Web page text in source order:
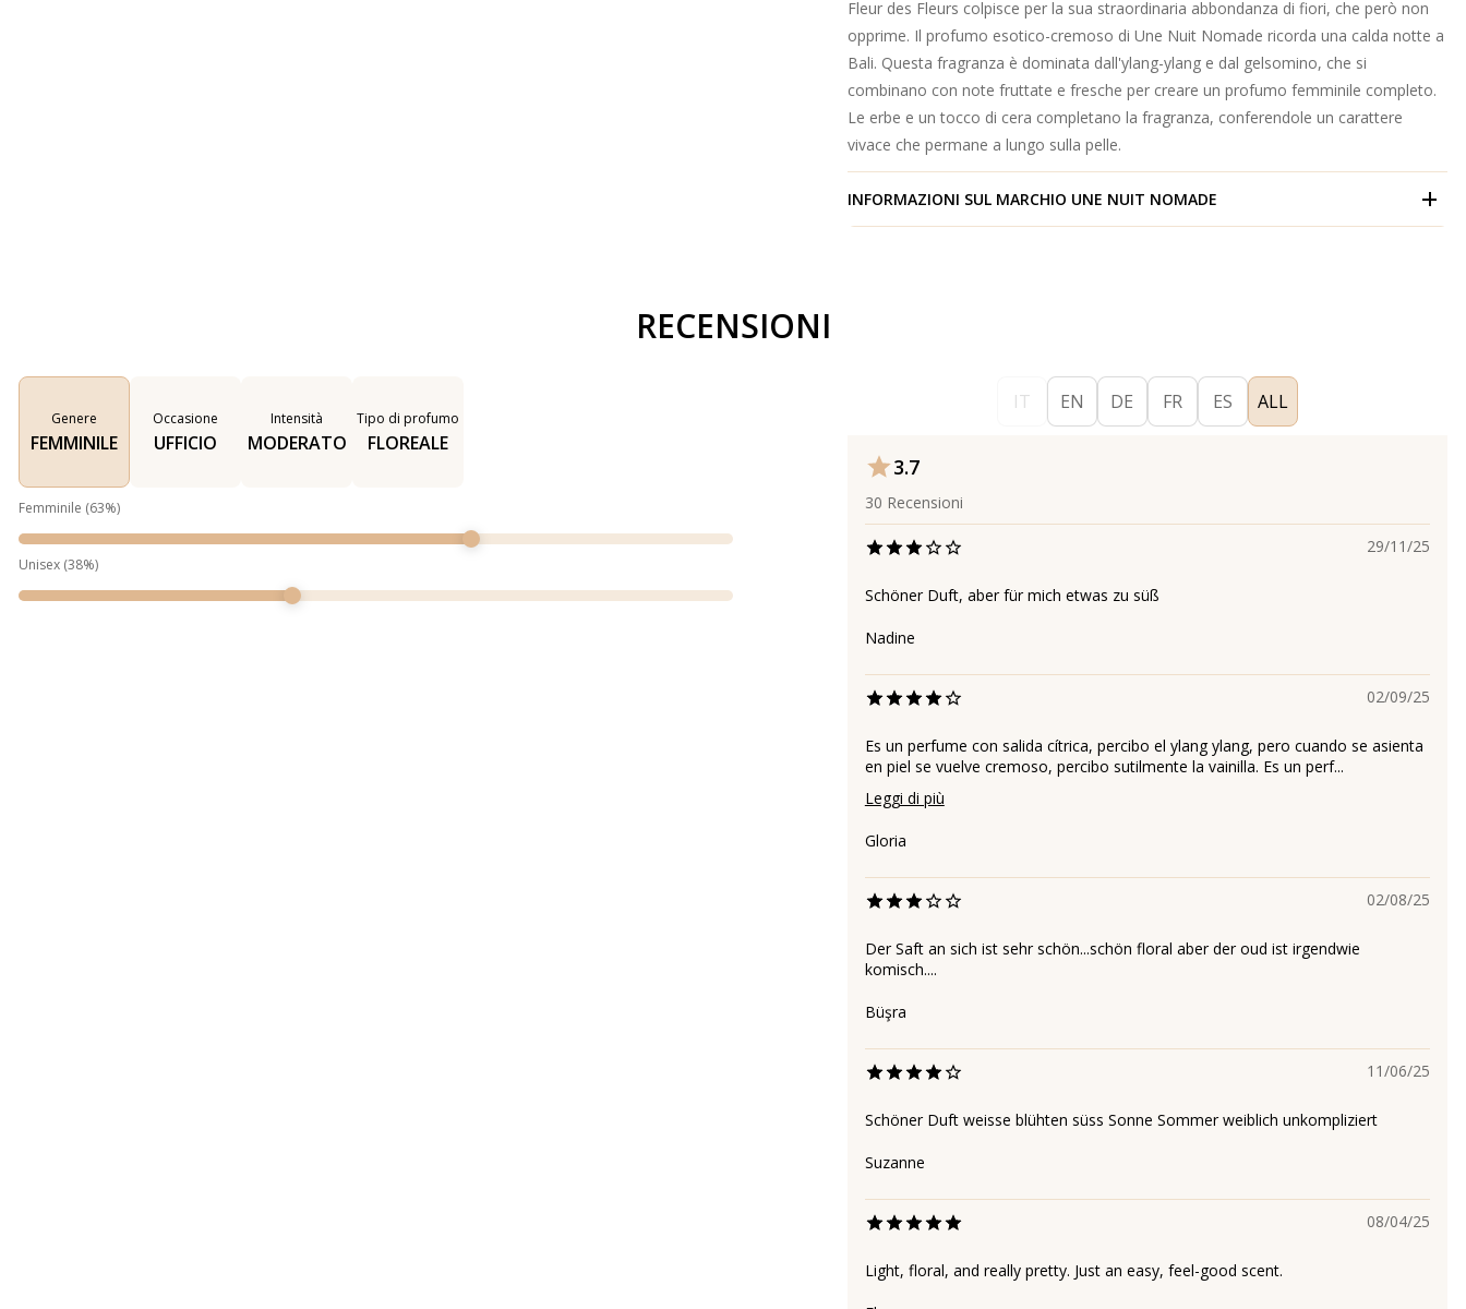
Fleur des Fleurs colpisce per la sua straordinaria abbondanza di fiori, che però non
opprime. Il profumo esotico-cremoso di Une Nuit Nomade ricorda una calda notte a
Bali. Questa fragranza è dominata dall'ylang-ylang e dal gelsomino, che si
combinano con note fruttate e fresche per creare un profumo femminile completo.
Le erbe e un tocco di cera completano la fragranza, conferendole un carattere
vivace che permane a lungo sulla pelle.
INFORMAZIONI SUL MARCHIO UNE NUIT NOMADE
RECENSIONI
Genere
FEMMINILE
Occasione
UFFICIO
Intensità
MODERATO
Tipo di profumo
FLOREALE
Femminile (63%)
Unisex (38%)
IT EN DE FR ES ALL
3.7
30 Recensioni
29/11/25
Schöner Duft, aber für mich etwas zu süß
Nadine
02/09/25
Es un perfume con salida cítrica, percibo el ylang ylang, pero cuando se asienta
en piel se vuelve cremoso, percibo sutilmente la vainilla. Es un perf...
Leggi di più
Gloria
02/08/25
Der Saft an sich ist sehr schön...schön floral aber der oud ist irgendwie
komisch....
Büşra
11/06/25
Schöner Duft weisse blühten süss Sonne Sommer weiblich unkompliziert
Suzanne
08/04/25
Light, floral, and really pretty. Just an easy, feel-good scent.